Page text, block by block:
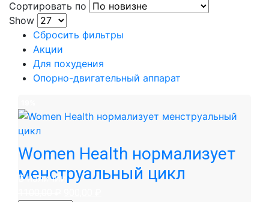
Сортировать по
Show
Сбросить фильтры
Акции
Для похудения
Опорно-двигательный аппарат
Women Health нормализует
менструальный цикл
В наличии